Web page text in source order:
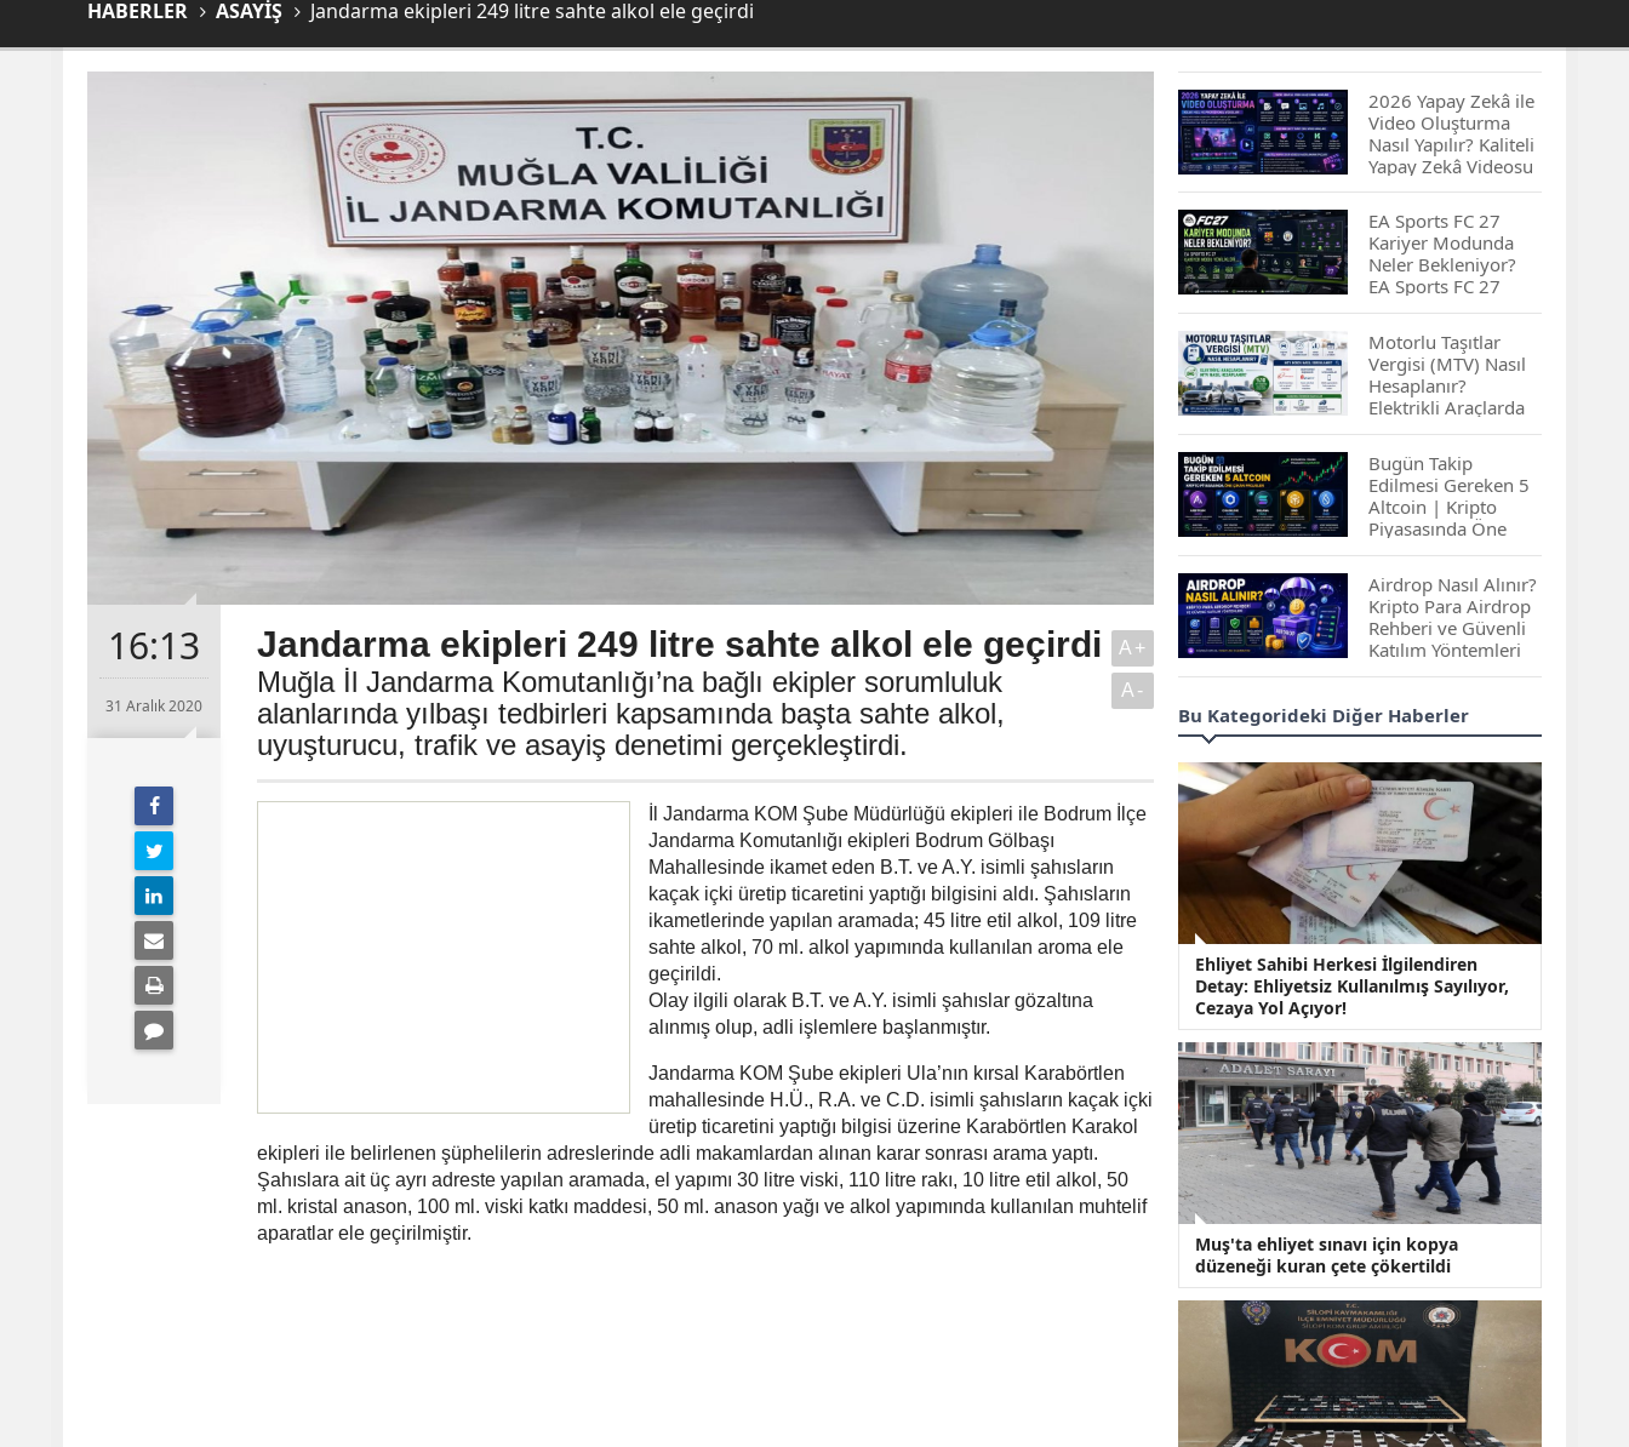
HABERLER ASAYİŞ Jandarma ekipleri 249 litre sahte alkol ele geçirdi
16:13
31 Aralık 2020
Jandarma ekipleri 249 litre sahte alkol ele geçirdi
Muğla İl Jandarma Komutanlığı’na bağlı ekipler sorumluluk
alanlarında yılbaşı tedbirleri kapsamında başta sahte alkol,
uyuşturucu, trafik ve asayiş denetimi gerçekleştirdi.
A+
A-
İl Jandarma KOM Şube Müdürlüğü ekipleri ile Bodrum İlçe
Jandarma Komutanlığı ekipleri Bodrum Gölbaşı
Mahallesinde ikamet eden B.T. ve A.Y. isimli şahısların
kaçak içki üretip ticaretini yaptığı bilgisini aldı. Şahısların
ikametlerinde yapılan aramada; 45 litre etil alkol, 109 litre
sahte alkol, 70 ml. alkol yapımında kullanılan aroma ele
geçirildi.
Olay ilgili olarak B.T. ve A.Y. isimli şahıslar gözaltına
alınmış olup, adli işlemlere başlanmıştır.
Jandarma KOM Şube ekipleri Ula’nın kırsal Karabörtlen
mahallesinde H.Ü., R.A. ve C.D. isimli şahısların kaçak içki
üretip ticaretini yaptığı bilgisi üzerine Karabörtlen Karakol
ekipleri ile belirlenen şüphelilerin adreslerinde adli makamlardan alınan karar sonrası arama yaptı.
Şahıslara ait üç ayrı adreste yapılan aramada, el yapımı 30 litre viski, 110 litre rakı, 10 litre etil alkol, 50
ml. kristal anason, 100 ml. viski katkı maddesi, 50 ml. anason yağı ve alkol yapımında kullanılan muhtelif
aparatlar ele geçirilmiştir.
2026 Yapay Zekâ ile
Video Oluşturma
Nasıl Yapılır? Kaliteli
Yapay Zekâ Videosu
Hazırlamanın
İpuçları...
EA Sports FC 27
Kariyer Modunda
Neler Bekleniyor?
EA Sports FC 27
Kariyer Modu
Yenilikleri…
Motorlu Taşıtlar
Vergisi (MTV) Nasıl
Hesaplanır?
Elektrikli Araçlarda
MTV Nasıl
Hesaplanır? MTV
Borcu Nasıl
Sorgulanır?
Bugün Takip
Edilmesi Gereken 5
Altcoin | Kripto
Piyasasında Öne
Çıkan Projeler
Airdrop Nasıl Alınır?
Kripto Para Airdrop
Rehberi ve Güvenli
Katılım Yöntemleri
Spot ve Vadeli İşlem
Arasındaki Farklar |
İçin Daha Uygun?
ABD-İran Anlaşması
Sonrası Altın Rekora
Koştu, Petrol
Fiyatları Sert Düştü
Temmuz 2026 Maaş
Zammı Netleşiyor!
Memur, Emekli ve
Yeni Oranlar
KOSGEB’den
KOBİ’lere Dev
Finansman Hamlesi:
36 Ay Vadeli 30
Milyon TL Destek
Emekli Maaşlarında
Temmuz Hesabı:
Zam Oranı ve Taban
Aylık İçin Yeni
Senaryolar
Bu Kategorideki Diğer Haberler
Ehliyet Sahibi Herkesi İlgilendiren
Detay: Ehliyetsiz Kullanılmış Sayılıyor,
Cezaya Yol Açıyor!
Muş'ta ehliyet sınavı için kopya
düzeneği kuran çete çökertildi